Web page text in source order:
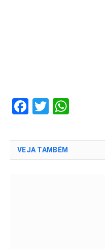
Facebook
Twitter
VEJA TAMBÉM